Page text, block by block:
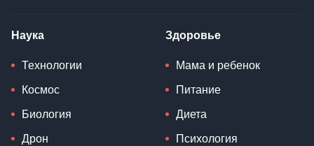
Наука
Технологии
Космос
Биология
Дрон
Здоровье
Мама и ребенок
Питание
Диета
Психология